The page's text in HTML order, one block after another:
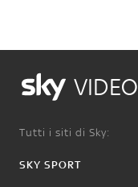
VIDEO
Tutti i siti di Sky:
SKY SPORT